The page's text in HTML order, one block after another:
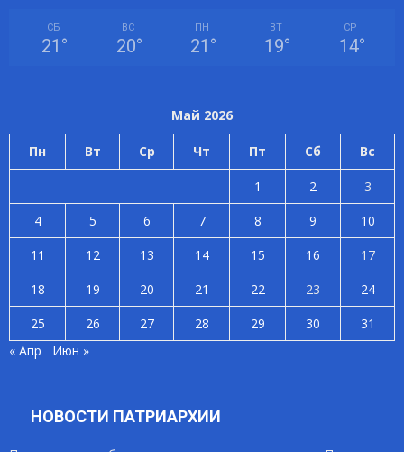
СБ
21 °
ВС
20°
ПН
21 °
ВТ
19°
СР
14°
Май 2026
Пн Вт Ср Чт Пт Сб Вс
1 2
3
4
5 6 7 8 9
10
11
12 13 14 15 16
17
18
19 20 21 22 23
24
25
26 27 28 29 30
31
« Апр
Июн »
НОВОСТИ ПАТРИАРХИИ